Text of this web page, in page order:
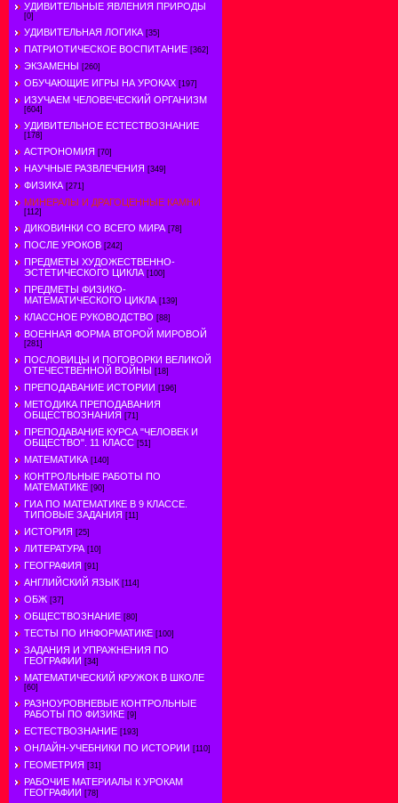
УДИВИТЕЛЬНЫЕ ЯВЛЕНИЯ ПРИРОДЫ
[0]
УДИВИТЕЛЬНАЯ ЛОГИКА [35]
ПАТРИОТИЧЕСКОЕ ВОСПИТАНИЕ [362]
ЭКЗАМЕНЫ [260]
ОБУЧАЮЩИЕ ИГРЫ НА УРОКАХ [197]
ИЗУЧАЕМ ЧЕЛОВЕЧЕСКИЙ ОРГАНИЗМ
[604]
УДИВИТЕЛЬНОЕ ЕСТЕСТВОЗНАНИЕ
[178]
АСТРОНОМИЯ [70]
НАУЧНЫЕ РАЗВЛЕЧЕНИЯ [349]
ФИЗИКА [271]
МИНЕРАЛЫ И ДРАГОЦЕННЫЕ КАМНИ
[112]
ДИКОВИНКИ СО ВСЕГО МИРА [78]
ПОСЛЕ УРОКОВ [242]
ПРЕДМЕТЫ ХУДОЖЕСТВЕННО-
ЭСТЕТИЧЕСКОГО ЦИКЛА [100]
ПРЕДМЕТЫ ФИЗИКО-
МАТЕМАТИЧЕСКОГО ЦИКЛА [139]
КЛАССНОЕ РУКОВОДСТВО [88]
ВОЕННАЯ ФОРМА ВТОРОЙ МИРОВОЙ
[281]
ПОСЛОВИЦЫ И ПОГОВОРКИ ВЕЛИКОЙ
ОТЕЧЕСТВЕННОЙ ВОЙНЫ [18]
ПРЕПОДАВАНИЕ ИСТОРИИ [196]
МЕТОДИКА ПРЕПОДАВАНИЯ
ОБЩЕСТВОЗНАНИЯ [71]
ПРЕПОДАВАНИЕ КУРСА "ЧЕЛОВЕК И
ОБЩЕСТВО". 11 КЛАСС [51]
МАТЕМАТИКА [140]
КОНТРОЛЬНЫЕ РАБОТЫ ПО
МАТЕМАТИКЕ [90]
ГИА ПО МАТЕМАТИКЕ В 9 КЛАССЕ.
ТИПОВЫЕ ЗАДАНИЯ [11]
ИСТОРИЯ [25]
ЛИТЕРАТУРА [10]
ГЕОГРАФИЯ [91]
АНГЛИЙСКИЙ ЯЗЫК [114]
ОБЖ [37]
ОБЩЕСТВОЗНАНИЕ [80]
ТЕСТЫ ПО ИНФОРМАТИКЕ [100]
ЗАДАНИЯ И УПРАЖНЕНИЯ ПО
ГЕОГРАФИИ [34]
МАТЕМАТИЧЕСКИЙ КРУЖОК В ШКОЛЕ
[60]
РАЗНОУРОВНЕВЫЕ КОНТРОЛЬНЫЕ
РАБОТЫ ПО ФИЗИКЕ [9]
ЕСТЕСТВОЗНАНИЕ [193]
ОНЛАЙН-УЧЕБНИКИ ПО ИСТОРИИ [110]
ГЕОМЕТРИЯ [31]
РАБОЧИЕ МАТЕРИАЛЫ К УРОКАМ
ГЕОГРАФИИ [78]